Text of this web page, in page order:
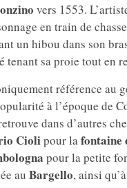
vers 1553.
en train de
un hibou dans son
sa proie tout en
référence au
à l’époque de
dans d’autres
Ciolipour lafontaine
pour la petite
au Bargello, ainsi